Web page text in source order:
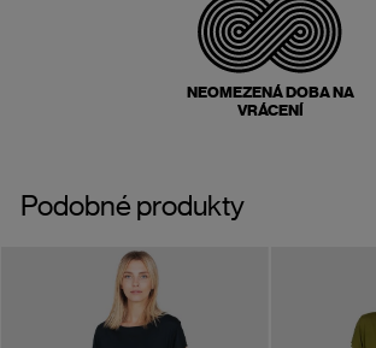
NEOMEZENÁ DOBA NA
VRÁCENÍ
Podobné produkty